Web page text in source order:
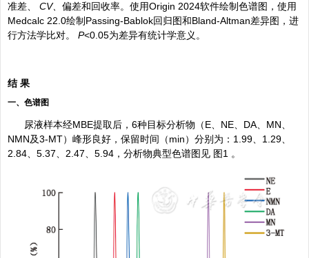
准差、 CV、 偏差和回收率。使用Origin 2024软件绘制色谱图，使用
Medcalc 22.0绘制Passing-Bablok回归图和Bland-Altman差异图，进
行方法学比对。 P<0.05为差异有统计学意义。
结 果
一、色谱图
尿液样本经MBE提取后，6种目标分析物（E、NE、DA、MN、
NMN及3-MT）峰形良好，保留时间（min）分别为：1.99、1.29、
2.84、5.37、2.47、5.94，分析物典型色谱图见 图1 。